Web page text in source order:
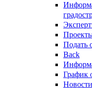
Подать
Back
График